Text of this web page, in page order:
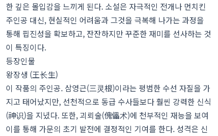
한 깊은 몰입감을 느끼게 된다. 소설은 자극적인 전개나 먼치킨
주인공 대신, 현실적인 어려움과 그것을 극복해 나가는 과정을
통해 핍진성을 확보하고, 잔잔하지만 꾸준한 재미를 선사하는 것
이 특징이다.
등장인물
왕장생 (王长生)
이 작품의 주인공. 삼영근(三灵根)이라는 평범한 수선 자질을 가
지고 태어났지만, 선천적으로 동급 수사들보다 훨씬 강력한 신식
(神识)을 지녔다. 또한, 괴뢰술(傀儡术)에 천부적인 재능을 보여
이를 통해 가문의 초기 발전에 결정적인 기여를 한다. 성격은 신